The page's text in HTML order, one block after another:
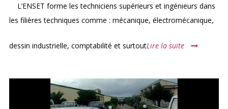
L’ENSET forme les techniciens supérieurs et ingénieurs dans
les filières techniques comme : mécanique, électromécanique,
dessin industrielle, comptabilité et surtoutLire la suite